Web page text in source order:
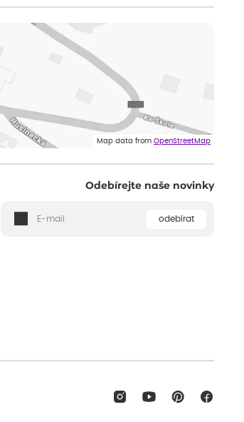
Map data from OpenStreetMap
Odebírejte naše novinky
odebírat